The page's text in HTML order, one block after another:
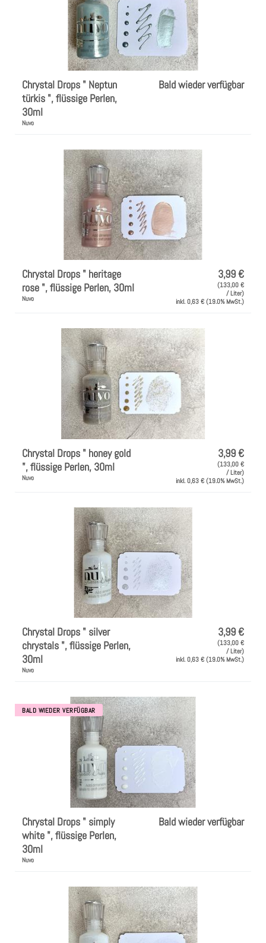
Chrystal Drops " Neptun
türkis ", flüssige Perlen,
30ml
Nuvo
Bald wieder verfügbar
Chrystal Drops " heritage
rose ", flüssige Perlen, 30ml
Nuvo
3,99 €
(133,00 €
/ Liter)
inkl. 0,63 € (19.0% MwSt.)
Chrystal Drops " honey gold
", flüssige Perlen, 30ml
Nuvo
3,99 €
(133,00 €
/ Liter)
inkl. 0,63 € (19.0% MwSt.)
Chrystal Drops " silver
chrystals ", flüssige Perlen,
30ml
Nuvo
3,99 €
(133,00 €
/ Liter)
inkl. 0,63 € (19.0% MwSt.)
BALD WIEDER VERFÜGBAR
Chrystal Drops " simply
white ", flüssige Perlen,
30ml
Nuvo
Bald wieder verfügbar